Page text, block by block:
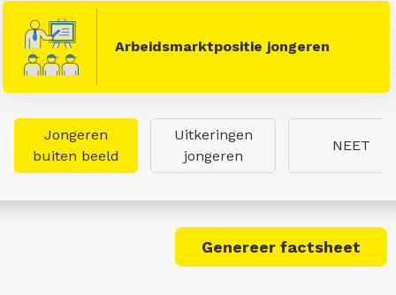
Arbeidsmarktpositie jongeren
Jongeren
buiten beeld
Uitkeringen
jongeren
NEET
Genereer factsheet